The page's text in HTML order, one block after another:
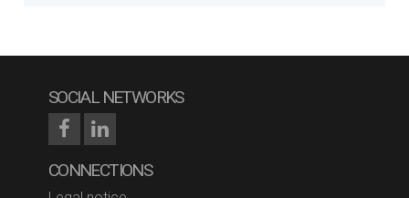
SOCIAL NETWORKS
CONNECTIONS